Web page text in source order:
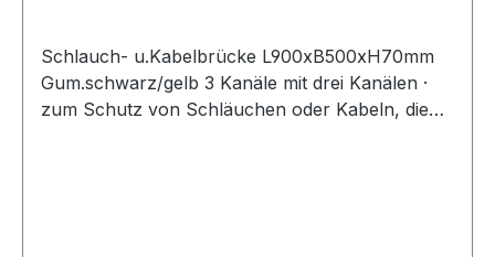
Schlauch- u.Kabelbrücke L900xB500xH70mm
Gum.schwarz/gelb 3 Kanäle mit drei Kanälen ·
zum Schutz von Schläuchen oder Kabeln, die